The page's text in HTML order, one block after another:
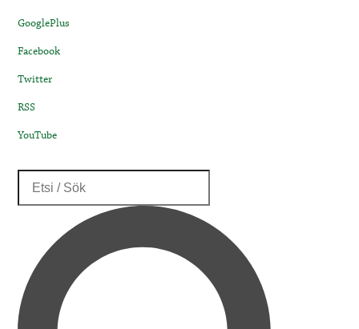
GooglePlus
Facebook
Twitter
RSS
YouTube